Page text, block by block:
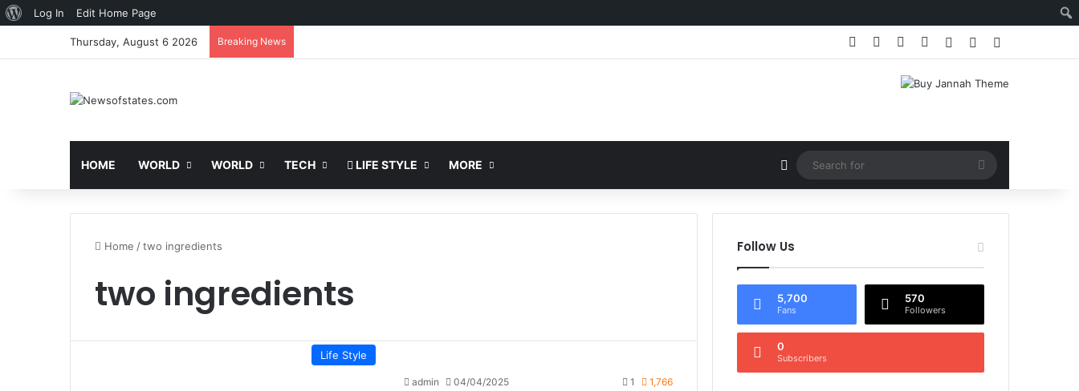
About
WordPress
Log In Edit Home Page
Thursday, August 6 2026 Breaking News Facebook YouTubeInstagram
Log InRandom Article
HOME WORLD WORLD TECH LIFE STYLE MORE Random Article
for
Home /two ingredients
two ingredients
Life Style
admin 04/04/2025 1 1,766
Follow Us
5,700
Fans
570
Followers
0
Subscribers